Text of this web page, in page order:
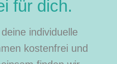
für dich.
individuelle
kostenfrei und